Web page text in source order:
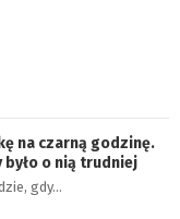
na czarną godzinę.
o nią trudniej
gdy…